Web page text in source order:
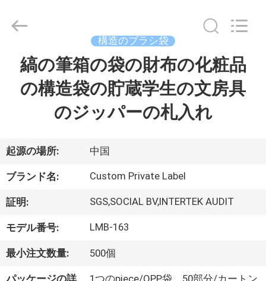
ダ
ク
ト
私
2017
Chanmy
Cosmetics
構造のブラシ袋
縞の筆箱の袋の財布の化粧品
の構造袋の貯蔵学生の文房具
のジッパーの札入れ
起源の場所: 中国
ブランド名: Custom Private Label
証明: SGS,SOCIAL BV,INTERTEK AUDIT
モデル番号: LMB-163
最小注文数量: 500個